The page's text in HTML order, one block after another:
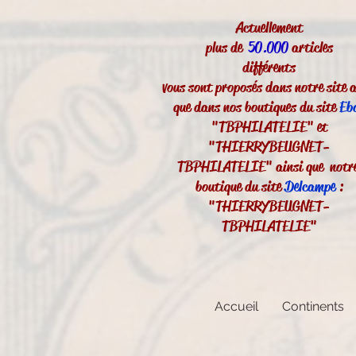
Actuellement
plus de50.000articles
différents
vous sont proposés dans notre site
que dans nos boutiques du site
"TBPHILATELIE" et
"THIERRYBEUGNET-
TBPHILATELIE" ainsi que
boutique du siteDelcampe:
"THIERRYBEUGNET-
TBPHILATELIE"
Accueil Continents